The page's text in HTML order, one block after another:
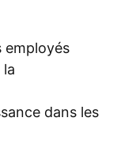
employés
dans les